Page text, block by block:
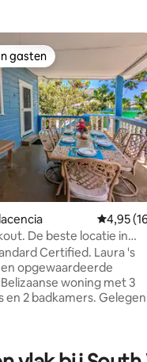
4,98 op 5, 154
gasten
gasten
4,95
De beste locatie in
Certified. Laura 's
opgewaardeerde
woning met 3
en 2 badkamers.